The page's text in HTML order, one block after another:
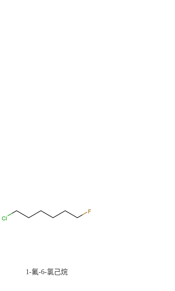
1-氟-6-氯己烷